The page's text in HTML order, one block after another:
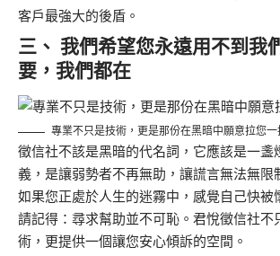
客戶最強大的後盾。
三、 我們希望您永遠用不到我
要，我們都在
專業不只是技術，更是那份在黑暗中願意拉您一
徵信社不該是黑暗的代名詞，它應該是一盞
義，是讓弱勢者不再無助，讓謊言無法無限
如果您正處於人生的迷霧中，感覺自己快被
請記得：尋求幫助並不可恥。君悅徵信社不
術，更提供一個讓您安心傾訴的空間。